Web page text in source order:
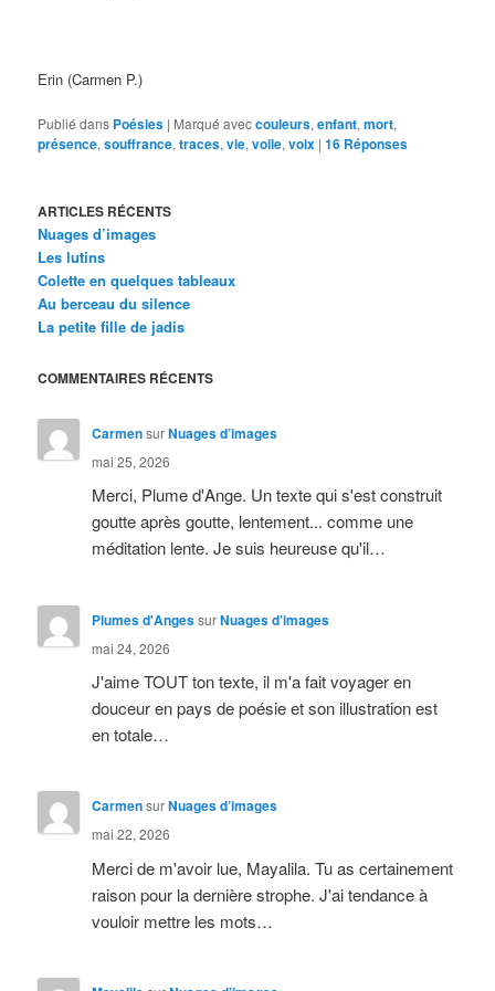
Erin (Carmen P.)
Publié dans Poésies | Marqué aveccouleurs,enfant,mort,
présence,souffrance,traces,vie,voile,voix |16 Réponses
ARTICLES RÉCENTS
Nuages d’images
Les lutins
Colette en quelques tableaux
Au berceau du silence
La petite fille de jadis
COMMENTAIRES RÉCENTS
CarmensurNuages d’images
mai 25, 2026
Merci, Plume d'Ange. Un texte qui s'est construit
goutte après goutte, lentement... comme une
méditation lente. Je suis heureuse qu'il…
Plumes d'AngessurNuages d’images
mai 24, 2026
J'aime TOUT ton texte, il m'a fait voyager en
douceur en pays de poésie et son illustration est
en totale…
CarmensurNuages d’images
mai 22, 2026
Merci de m'avoir lue, Mayalila. Tu as certainement
raison pour la dernière strophe. J'ai tendance à
vouloir mettre les mots…